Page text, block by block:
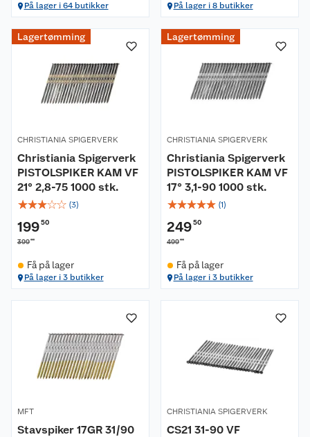
På lager i 64 butikker På lager i 8 butikker
Lagertømming
CHRISTIANIA SPIGERVERK
Christiania Spigerverk
PISTOLSPIKER KAM VF
21° 2,8-75 1000 stk.
☆☆☆☆☆ (3)
19950
39900
Få på lager
På lager i 3 butikker
Lagertømming
CHRISTIANIA SPIGERVERK
Christiania Spigerverk
PISTOLSPIKER KAM VF
17° 3,1-90 1000 stk.
☆☆☆☆☆ (1)
24950
49900
Få på lager
På lager i 3 butikker
MFT
Stavspiker 17GR 31/90
CHRISTIANIA SPIGERVERK
CS21 31-90 VF
Kundeservice
Butikker
Kontakt oss
Reklamasjon
Om oss
Nyheter
Våre merkevarer
Våre kjeder
Personvern